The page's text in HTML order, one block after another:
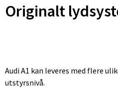
Originalt
Audi A1 kan leveres med flere
utstyrsnivå.